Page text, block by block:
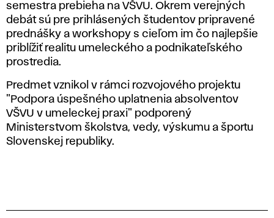
semestra prebieha na VŠVU. Okrem verejných
debát sú pre prihlásených študentov pripravené
prednášky a workshopy s cieľom im čo najlepšie
priblížiť realitu umeleckého a podnikateľského
prostredia.
Predmet vznikol v rámci rozvojového projektu
"Podpora úspešného uplatnenia absolventov
VŠVU v umeleckej praxi" podporený
Ministerstvom školstva, vedy, výskumu a športu
Slovenskej republiky.